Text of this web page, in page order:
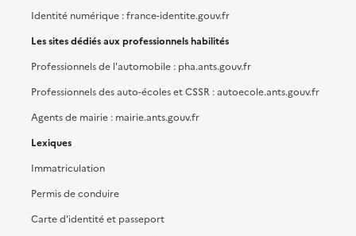
Identité numérique : france-identite.gouv.fr
Les sites dédiés aux professionnels habilités
Professionnels de l'automobile : pha.ants.gouv.fr
Professionnels des auto-écoles et CSSR : autoecole.ants.gouv.fr
Agents de mairie : mairie.ants.gouv.fr
Lexiques
Immatriculation
Permis de conduire
Carte d'identité et passeport